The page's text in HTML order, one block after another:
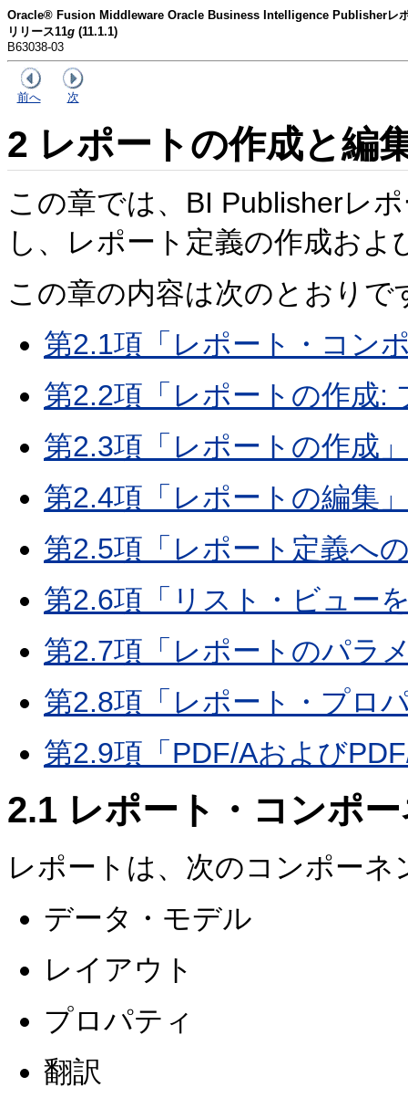
Oracle® Fusion Middleware Oracle Business Intelligence Publisherレポ
リリース11g (11.1.1)
B63038-03
前へ 次
2 レポートの作成と編
この章では、BI Publisherレ
し、レポート定義の作成お
この章の内容は次のとおりで
第2.1項「レポート・コン
第2.2項「レポートの作成:
第2.3項「レポートの作成」
第2.4項「レポートの編集」
第2.5項「レポート定義へ
第2.6項「リスト・ビュー
第2.7項「レポートのパラ
第2.8項「レポート・プロ
第2.9項「PDF/Aおよび
2.1 レポート・コンポ
レポートは、次のコンポー
データ・モデル
レイアウト
プロパティ
翻訳